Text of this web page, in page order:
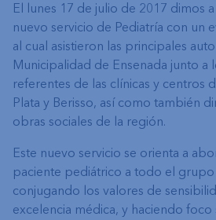
El lunes 17 de julio de 2017 dimos
nuevo servicio de Pediatría con un
al cual asistieron las principales
Municipalidad de Ensenada junto a
referentes de las clínicas y centros
Plata y Berisso, así como también
obras sociales de la región.
Este nuevo servicio se orienta a
paciente pediátrico a todo el grupo
conjugando los valores de
excelencia médica, y haciendo foco